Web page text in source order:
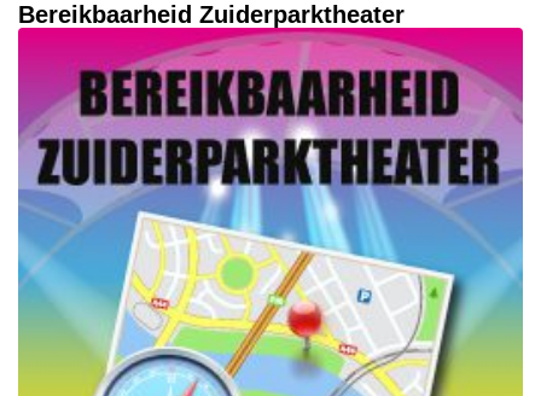
Bereikbaarheid Zuiderparktheater